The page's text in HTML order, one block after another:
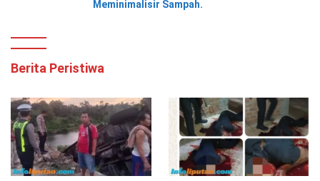
Meminimalisir Sampah.
Berita Peristiwa